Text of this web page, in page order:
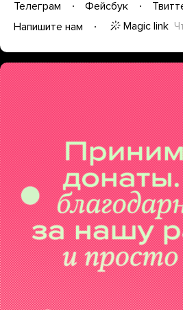
Телеграм Фейсбук
Напишите нам
Magic link